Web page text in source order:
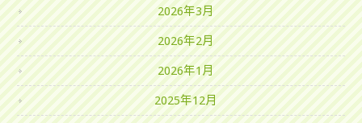
2026年3月
2026年2月
2026年1月
2025年12月